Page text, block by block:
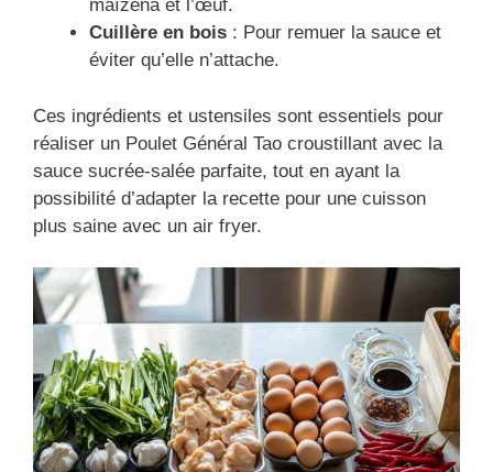
maïzena et l’œuf.
Cuillère en bois : Pour remuer la sauce et
éviter qu’elle n’attache.
Ces ingrédients et ustensiles sont essentiels pour
réaliser un Poulet Général Tao croustillant avec la
sauce sucrée-salée parfaite, tout en ayant la
possibilité d’adapter la recette pour une cuisson
plus saine avec un air fryer.